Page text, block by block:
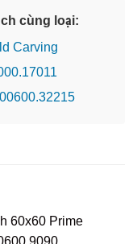
cùng loại:
Carving